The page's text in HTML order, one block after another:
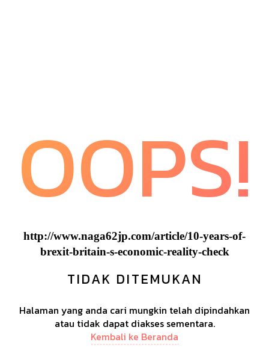
OOPS!
http://www.naga62jp.com/article/10-years-of-
brexit-britain-s-economic-reality-check
TIDAK DITEMUKAN
Halaman yang anda cari mungkin telah dipindahkan
atau tidak dapat diakses sementara.
Kembali ke Beranda